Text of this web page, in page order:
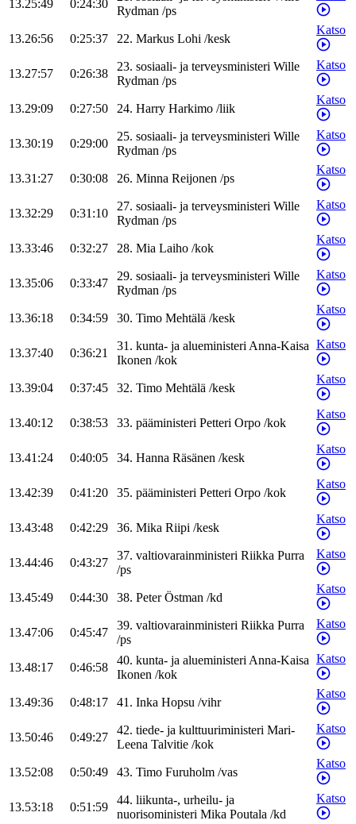
13.25:49 0:24:30
Rydman /ps
13.26:56 0:25:37 22. Markus Lohi /kesk
Katso
13.27:57 0:26:38
23. sosiaali- ja terveysministeri Wille
Rydman /ps
Katso
13.29:09 0:27:50 24. Harry Harkimo /liik
Katso
13.30:19 0:29:00
25. sosiaali- ja terveysministeri Wille
Rydman /ps
Katso
13.31:27 0:30:08 26. Minna Reijonen /ps
Katso
13.32:29 0:31:10
27. sosiaali- ja terveysministeri Wille
Rydman /ps
Katso
13.33:46 0:32:27 28. Mia Laiho /kok
Katso
13.35:06 0:33:47
29. sosiaali- ja terveysministeri Wille
Rydman /ps
Katso
13.36:18 0:34:59 30. Timo Mehtälä /kesk
Katso
13.37:40 0:36:21
31. kunta- ja alueministeriAnna-Kaisa
Ikonen /kok
Katso
13.39:04 0:37:45 32. Timo Mehtälä /kesk
Katso
13.40:12 0:38:53 33. pääministeri Petteri Orpo /kok
Katso
13.41:24 0:40:05 34. Hanna Räsänen /kesk
Katso
13.42:39 0:41:20 35. pääministeri Petteri Orpo /kok
Katso
13.43:48 0:42:29 36. Mika Riipi /kesk
Katso
13.44:46 0:43:27
37. valtiovarainministeri Riikka Purra
/ps
Katso
13.45:49 0:44:30 38. Peter Östman /kd
Katso
13.47:06 0:45:47
39. valtiovarainministeri Riikka Purra
/ps
Katso
13.48:17 0:46:58
40. kunta- ja alueministeriAnna-Kaisa
Ikonen /kok
Katso
13.49:36 0:48:17 41. Inka Hopsu /vihr
Katso
13.50:46 0:49:27
42. tiede- ja kulttuuriministeri Mari-
Leena Talvitie /kok
Katso
13.52:08 0:50:49 43. Timo Furuholm /vas
Katso
13.53:18 0:51:59
44. liikunta-, urheilu- ja
nuorisoministeri Mika Poutala /kd
Katso